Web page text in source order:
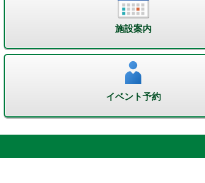
施設案内
イベント予約